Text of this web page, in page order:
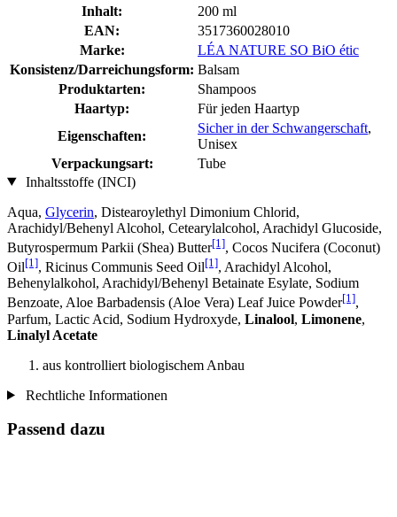
Inhalt:
200 ml
EAN:
3517360028010
Marke:
LÉA NATURE SO BiO étic
Konsistenz/Darreichungsform: Balsam
Produktarten:
Shampoos
Haartyp:
Für jeden Haartyp
Eigenschaften:
Sicher in der Schwangerschaft,
Unisex
Verpackungsart:
Tube
Inhaltsstoffe (INCI)
Aqua, Glycerin, Distearoylethyl Dimonium Chlorid,
Arachidyl/Behenyl Alcohol, Cetearylalcohol, Arachidyl Glucoside,
Butyrospermum Parkii (Shea) Butter[1], Cocos Nucifera (Coconut)
Oil[1], Ricinus Communis Seed Oil[1], Arachidyl Alcohol,
Behenylalkohol, Arachidyl/Behenyl Betainate Esylate, Sodium
Benzoate, Aloe Barbadensis (Aloe Vera) Leaf Juice Powder[1],
Parfum, Lactic Acid, Sodium Hydroxyde, Linalool, Limonene,
Linalyl Acetate
aus kontrolliert biologischem Anbau
Rechtliche Informationen
Passend dazu